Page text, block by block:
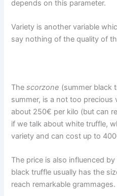
depends on this parameter.
Variety is another variable
say nothing of the quality of
Thescorzone (summer black
summer, is a not too precious
about 250€ per kilo (but can
if we talk about white truffle,
variety and can cost up to
The price is also influenced
black truffle usually has the
reach remarkable grammages.